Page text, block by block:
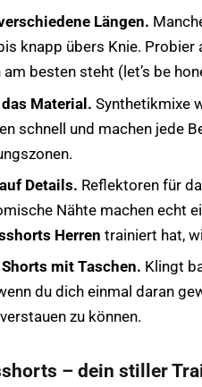
Längen.
knapp übers Knie.
am besten steht (let’s be
Material. Synthetikmixe
schnell und machen jede
Details. Reflektoren für
Nähte machen echt
Herren trainiert hat,
mit Taschen. Klingt
du dich einmal daran
zu können.
– dein stiller